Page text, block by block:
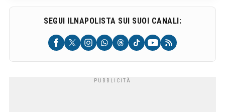
SEGUI ILNAPOLISTA SUI SUOI CANALI: